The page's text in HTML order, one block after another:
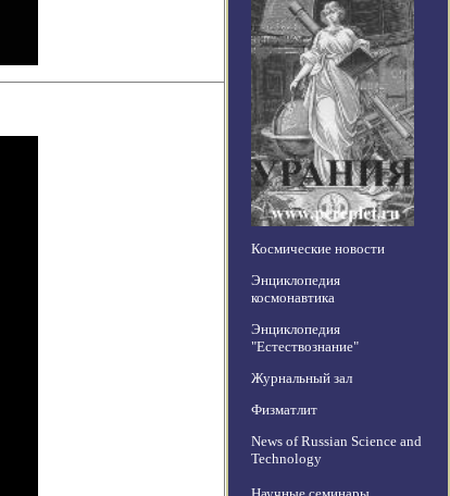
Космические новости
Энциклопедия
космонавтика
Энциклопедия
"Естествознание"
Журнальный зал
Физматлит
News of Russian Science and
Technology